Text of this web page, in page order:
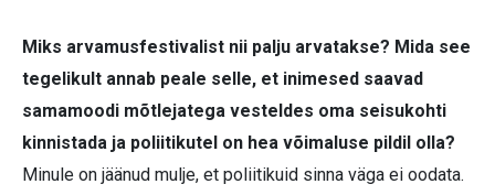
Miks arvamusfestivalist nii palju arvatakse? Mida see
tegelikult annab peale selle, et inimesed saavad
samamoodi mõtlejatega vesteldes oma seisukohti
kinnistada ja poliitikutel on hea võimaluse pildil olla?
Minule on jäänud mulje, et poliitikuid sinna väga ei oodata.